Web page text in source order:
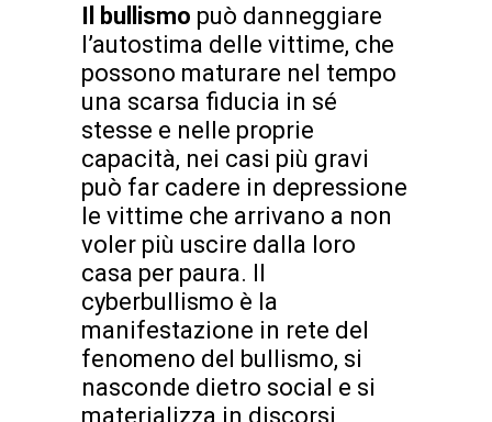
Il bullismo può danneggiare
l’autostima delle vittime, che
possono maturare nel tempo
una scarsa fiducia in sé
stesse e nelle proprie
capacità, nei casi più gravi
può far cadere in depressione
le vittime che arrivano a non
voler più uscire dalla loro
casa per paura. Il
cyberbullismo è la
manifestazione in rete del
fenomeno del bullismo, si
nasconde dietro social e si
materializza in discorsi